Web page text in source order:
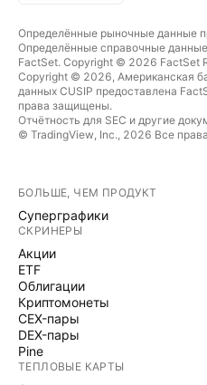
Определённые рыночные данные
Определённые справочные
FactSet. Copyright © 2026 FactSet
Copyright © 2026, Американская
данных CUSIP предоставлена
права защищены.
Отчётность для SEC и другие
© TradingView, Inc., 2026 Все
БОЛЬШЕ, ЧЕМ ПРОДУКТ
Суперграфики
СКРИНЕРЫ
Акции
ETF
Облигации
Криптомонеты
CEX-пары
DEX-пары
Pine
ТЕПЛОВЫЕ КАРТЫ